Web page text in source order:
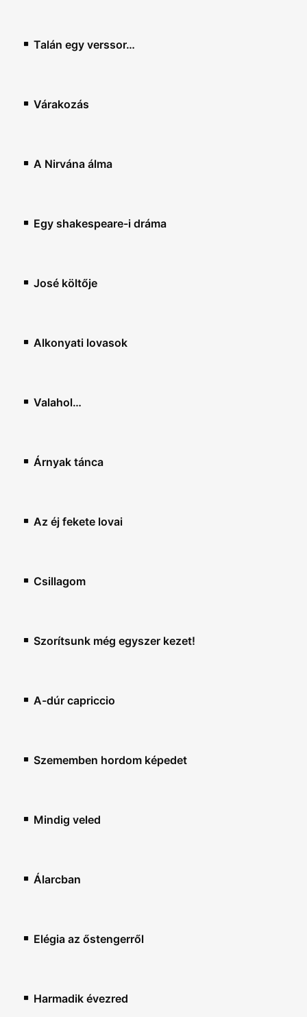
Talán egy verssor…
Várakozás
A Nirvána álma
Egy shakespeare-i dráma
José költője
Alkonyati lovasok
Valahol…
Árnyak tánca
Az éj fekete lovai
Csillagom
Szorítsunk még egyszer kezet!
A-dúr capriccio
Szememben hordom képedet
Mindig veled
Álarcban
Elégia az őstengerről
Harmadik évezred